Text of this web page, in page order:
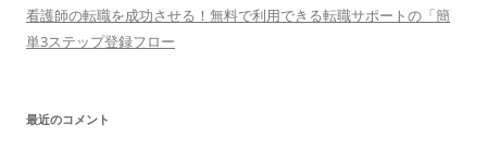
看護師の転職を成功させる！無料で利用できる転職サポートの「簡
単3ステップ登録フロー
最近のコメント